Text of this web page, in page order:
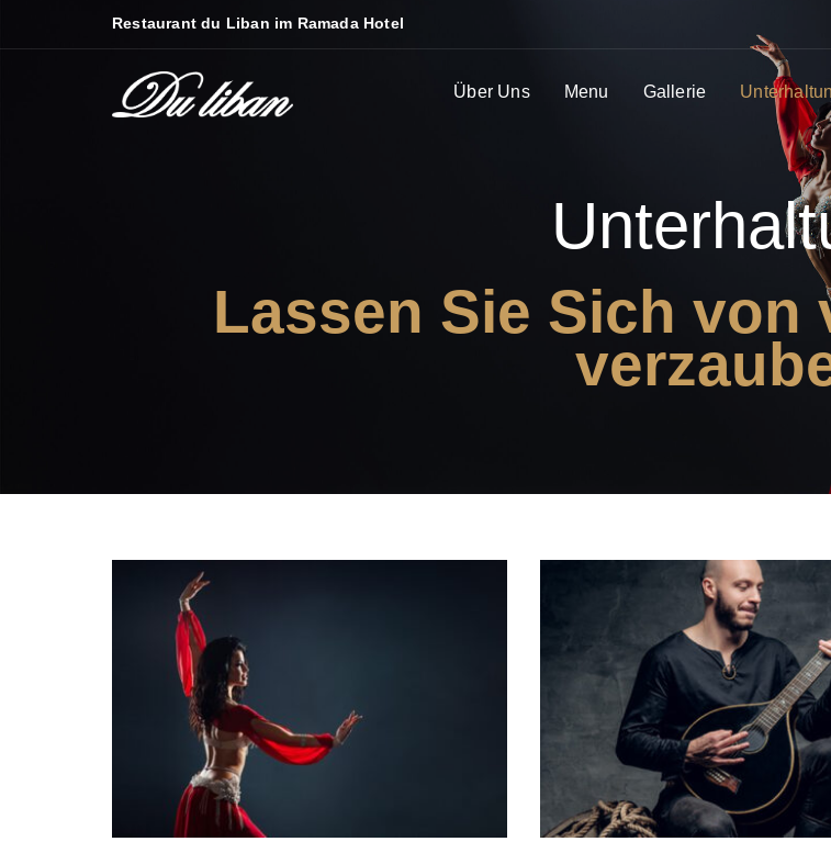
Restaurant du Liban im Ramada Hotel
Über Uns Menu Gallerie
Lassen Sie Sich von